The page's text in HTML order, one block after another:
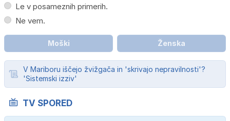
Le v posameznih primerih.
Ne vem.
Moški Ženska
V Mariboru iščejo žvižgača in 'skrivajo nepravilnosti'?
'Sistemski izziv'
TV SPORED